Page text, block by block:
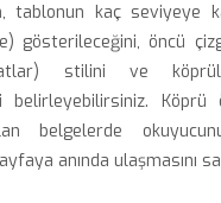
tablonun kaç seviyeye
gösterileceğini, öncü
stilini ve
belirleyebilirsiniz. Köprü
belgelerde
anında ulaşmasını